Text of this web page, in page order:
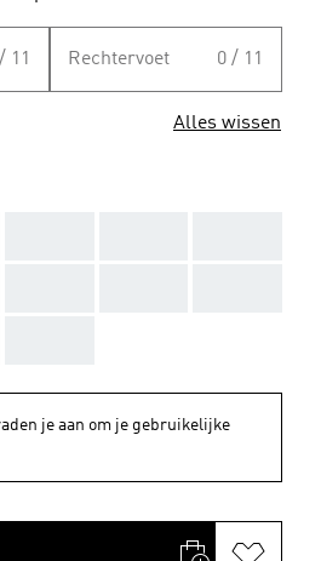
11 Rechtervoet 0 / 11
Alles wissen
je aan om je gebruikelijke